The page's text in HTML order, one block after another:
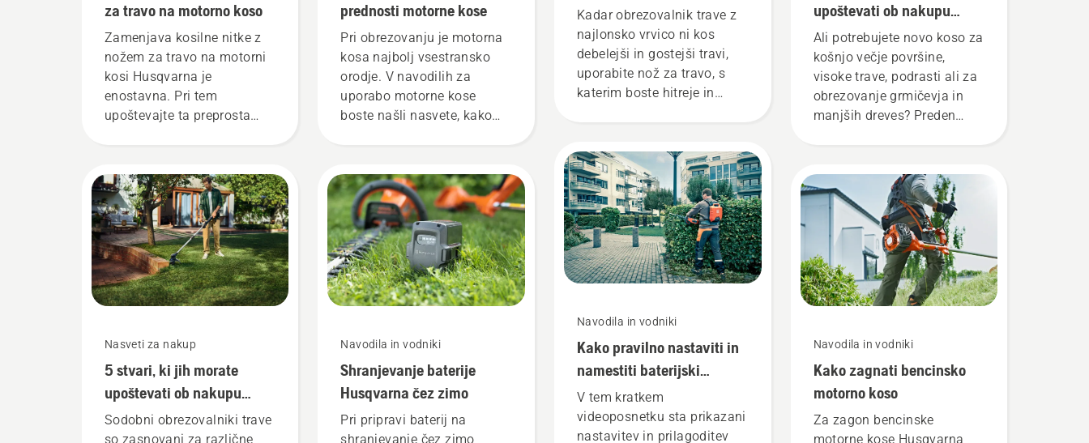
za travo na motorno koso
Zamenjava kosilne nitke z
nožem za travo na motorni
kosi Husqvarna je
enostavna. Pri tem
upoštevajte ta preprosta
opravite nekje, kjer boste
zlahka našli manjše orodje
ali matico, če vam pade na
tla.
Nasveti za nakup
5 stvari, ki jih morate
upoštevati ob nakupu
obrezovalnika trave.
Sodobni obrezovalniki trave
so zasnovani za različne
prednosti motorne kose
Pri obrezovanju je motorna
kosa najbolj vsestransko
orodje. V navodilih za
uporabo motorne kose
boste našli nasvete, kako
koso Husqvarna.
Navodila in vodniki
Shranjevanje baterije
Husqvarna čez zimo
Pri pripravi baterij na
shranjevanje čez zimo
Kadar obrezovalnik trave z
najlonsko vrvico ni kos
debelejši in gostejši travi,
uporabite nož za travo, s
katerim boste hitreje in
kratki videoposnetek z
navodili za ostrenje in
vzdrževanje noža za travo.
Navodila in vodniki
Kako pravilno nastaviti in
namestiti baterijski
nahrbtnik
V tem kratkem
videoposnetku sta prikazani
nastavitev in prilagoditev
upoštevati ob nakupu
motorne kose
Ali potrebujete novo koso za
košnjo večje površine,
visoke trave, podrasti ali za
obrezovanje grmičevja in
manjših dreves? Preden
stvareh.
Navodila in vodniki
Kako zagnati bencinsko
motorno koso
Za zagon bencinske
motorne kose Husqvarna